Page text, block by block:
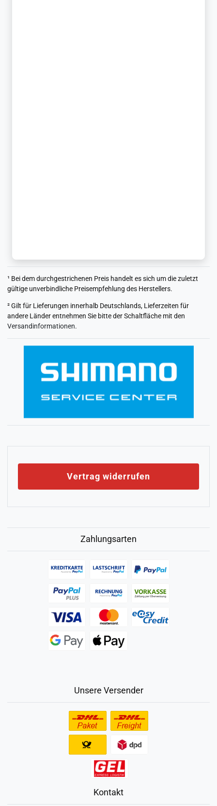
¹ Bei dem durchgestrichenen Preis handelt es sich um die zuletzt
gültige unverbindliche Preisempfehlung des Herstellers.
² Gilt für Lieferungen innerhalb Deutschlands, Lieferzeiten für
andere Länder entnehmen Sie bitte der Schaltfläche mit den
Versandinformationen.
Vertrag widerrufen
Zahlungsarten
Unsere Versender
Kontakt